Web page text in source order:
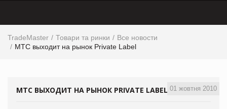
TradeMaster Товари та ринки
Все новости
МТС выходит на рынок Private Label
01 жовтня 2010
МТС ВЫХОДИТ НА РЫНОК PRIVATE LABEL